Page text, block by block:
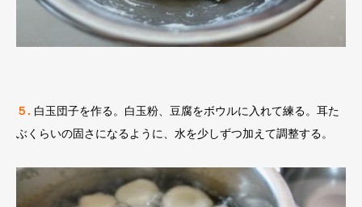
５. 白玉団子を作る。白玉粉、豆腐をボウルに入れて練る。耳た
ぶくらいの固さになるように、水を少しずつ加えて調整する。